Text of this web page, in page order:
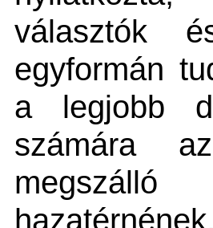
választók
egyformán
a legjobb
számára